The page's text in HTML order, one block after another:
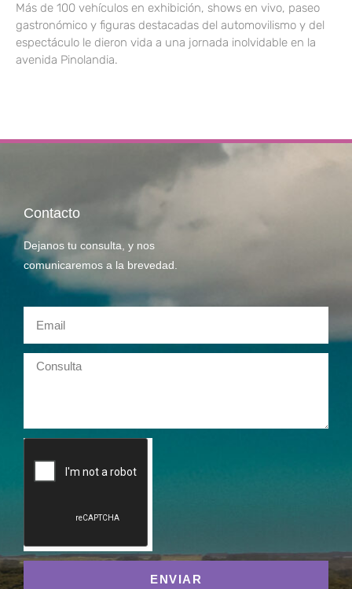
Más de 100 vehículos en exhibición, shows en vivo, paseo
gastronómico y figuras destacadas del automovilismo y del
espectáculo le dieron vida a una jornada inolvidable en la
avenida Pinolandia.
Contacto
Dejanos tu consulta, y nos
comunicaremos a la brevedad.
ENVIAR